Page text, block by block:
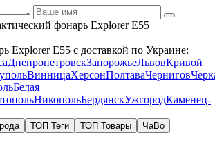
фонарь Explorer E55
Explorer E55 с доставкой по Украине:
ДнепропетровскЗапорожьеЛьвовКривой
ВинницаХерсонПолтаваЧернигов
Белая
НикопольБердянскУжгородКаменец-
ТОП Теги ТОП Товары
ЧаВо